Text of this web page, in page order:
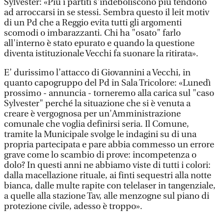
Sylvester: «Più i partiti s'indeboliscono più tendono
ad arroccarsi in se stessi. Sembra questo il leit motiv
di un Pd che a Reggio evita tutti gli argomenti
scomodi o imbarazzanti. Chi ha "osato" farlo
all'interno è stato epurato e quando la questione
diventa istituzionale Vecchi fa suonare la ritirata».
E’ durissimo l’attacco di Giovannini a Vecchi, in
quanto capogruppo del Pd in Sala Tricolore: «Lunedì
prossimo - annuncia - torneremo alla carica sul "caso
Sylvester" perché la situazione che si è venuta a
creare è vergognosa per un'Amministrazione
comunale che voglia definirsi seria. Il Comune,
tramite la Municipale svolge le indagini su di una
propria partecipata e pare abbia commesso un errore
grave come lo scambio di prove: incompetenza o
dolo? In questi anni ne abbiamo viste di tutti i colori:
dalla macellazione rituale, ai finti sequestri alla notte
bianca, dalle multe rapite con telelaser in tangenziale,
a quelle alla stazione Tav, alle menzogne sul piano di
protezione civile, adesso è troppo».